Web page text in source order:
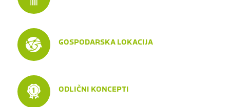
GOSPODARSKA LOKACIJA
ODLIČNI KONCEPTI